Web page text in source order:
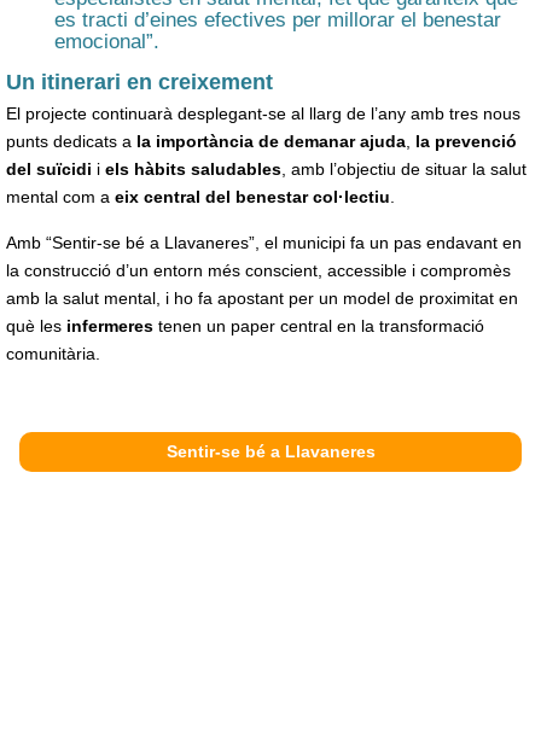
es tracti d’eines efectives per millorar el benestar
emocional”.
Un itinerari en creixement
El projecte continuarà desplegant-se al llarg de l’any amb tres nous
punts dedicats a la importància de demanar ajuda, la prevenció
del suïcidi i els hàbits saludables, amb l’objectiu de situar la salut
mental com a eix central del benestar col·lectiu.
Amb “Sentir-se bé a Llavaneres”, el municipi fa un pas endavant en
la construcció d’un entorn més conscient, accessible i compromès
amb la salut mental, i ho fa apostant per un model de proximitat en
què les infermeres tenen un paper central en la transformació
comunitària.
Sentir-se bé a Llavaneres